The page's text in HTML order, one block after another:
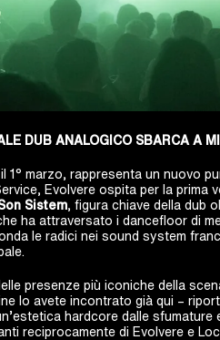
DUB ANALOGICO SBARCA A
1° marzo, rappresenta un nuovo
Evolvere ospita per la prima
Sistem, figura chiave della dub
ha attraversato i dancefloor di
le radici nei sound system
presenze più iconiche della
lo avete incontrato già qui –
hardcore dalle sfumature
reciprocamente di Evolvere e